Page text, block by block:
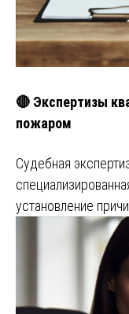
🔴 Экспертизы
пожаром
Судебная
установление